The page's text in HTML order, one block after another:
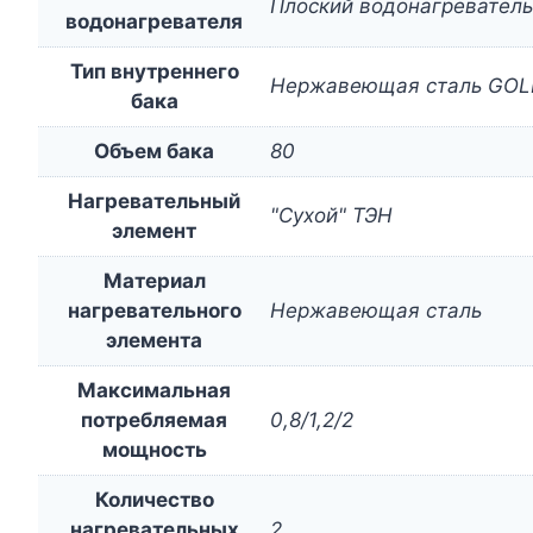
водонагревателя
Плоский водонагреватель
Тип внутреннего
бака
Нержавеющая сталь
Объем бака 80
Нагревательный
элемент
"Сухой" ТЭН
Материал
нагревательного
элемента
Нержавеющая сталь
Максимальная
потребляемая
мощность
0,8/1,2/2
Количество